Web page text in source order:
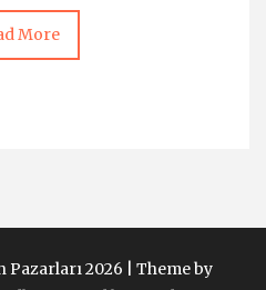
More
2026 | Theme by